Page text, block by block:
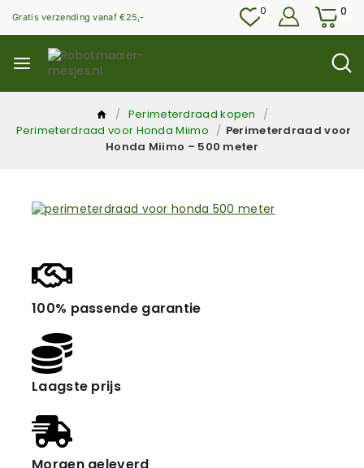
Gratis verzending vanaf €25,- 0 0
/ Perimeterdraad kopen
/
Perimeterdraad voor Honda Miimo / Perimeterdraad voor
Honda Miimo – 500 meter
100% passende garantie
Laagste prijs